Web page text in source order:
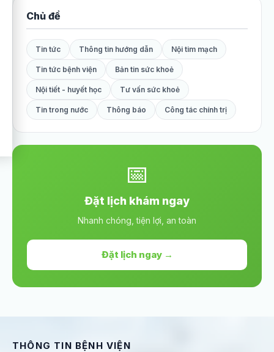
Chủ đề
Tin tức Thông tin hướng dẫn Nội tim mạch
Tin tức bệnh viện Bản tin sức khoẻ
Nội tiết - huyết học Tư vấn sức khoẻ
Tin trong nước Thông báo Công tác chính trị
📅
Đặt lịch khám ngay
Nhanh chóng, tiện lợi, an toàn
Đặt lịch ngay →
THÔNG TIN BỆNH VIỆN